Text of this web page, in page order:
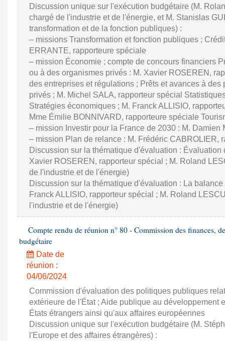
Discussion unique sur l'exécution budgétaire (M.
chargé de l'industrie et de l'énergie, et M. Stanislas
transformation et de la fonction publiques) :
– missions Transformation et fonction publiques ;
ERRANTE, rapporteure spéciale
– mission Économie ; compte de concours financiers
ou à des organismes privés : M. Xavier ROSEREN,
des entreprises et régulations ; Prêts et avances à
privés ; M. Michel SALA, rapporteur spécial
Stratégies économiques ; M. Franck ALLISIO,
Mme Émilie BONNIVARD, rapporteure spéciale
– mission Investir pour la France de 2030 : M. Damien
– mission Plan de relance : M. Frédéric CABROLIER,
Discussion sur la thématique d'évaluation :
Xavier ROSEREN, rapporteur spécial ; M. Roland
de l'industrie et de l'énergie)
Discussion sur la thématique d'évaluation : La
Franck ALLISIO, rapporteur spécial ; M. Roland
l'industrie et de l'énergie)
Compte rendu de réunion n° 80 - Commission des finances,
budgétaire
Date de
réunion :
04/06/2024
Commission d'évaluation des politiques publiques
extérieure de l'État ; Aide publique au développement
États étrangers ainsi qu'aux affaires européennes
Discussion unique sur l'exécution budgétaire (M.
l'Europe et des affaires étrangères) :